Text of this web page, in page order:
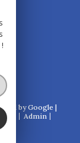
by Google |
Admin